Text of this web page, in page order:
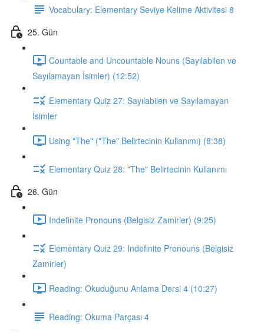
Vocabulary: Elementary Seviye Kelime Aktivitesi 8
25. Gün
Countable and Uncountable Nouns (Sayılabilen ve
Sayılamayan İsimler) (12:52)
Elementary Quiz 27: Sayılabilen ve Sayılamayan
İsimler
Using "The" ("The" Belirtecinin Kullanımı) (8:38)
Elementary Quiz 28: "The" Belirtecinin Kullanımı
26. Gün
Indefinite Pronouns (Belgisiz Zamirler) (9:25)
Elementary Quiz 29: Indefinite Pronouns (Belgisiz
Zamirler)
Reading: Okuduğunu Anlama Dersi 4 (10:27)
Reading: Okuma Parçası 4